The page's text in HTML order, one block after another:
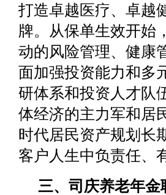
打造卓越医疗、卓越
牌。从保单生效开始
动的风险管理、健康
面加强投资能力和多
研体系和投资人才队
体经济的主力军和居
时代居民资产规划长
客户人生中负责任、
三、司庆养老年